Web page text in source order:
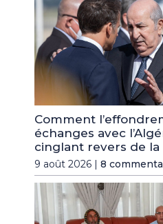
Comment
échanges avec
cinglant revers de la
9 août 2026 | 8